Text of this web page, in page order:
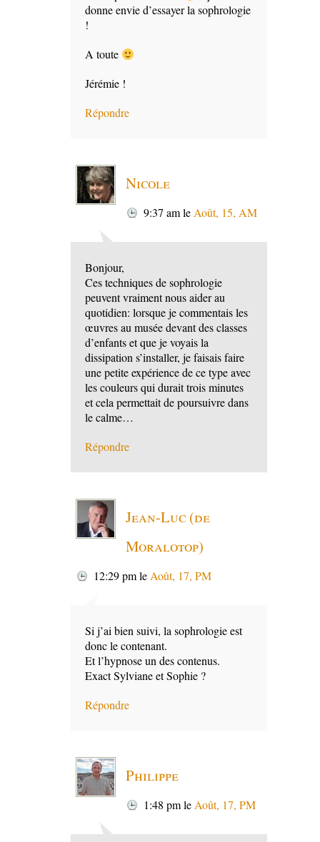
donne envie d’essayer la sophrologie
!
A toute
Jérémie !
Répondre
Nicole
9:37 amle Août, 15, AM
Bonjour,
Ces techniques de sophrologie
peuvent vraiment nous aider au
quotidien: lorsque je commentais les
œuvres au musée devant des classes
d’enfants et que je voyais la
dissipation s’installer, je faisais faire
une petite expérience de ce type avec
les couleurs qui durait trois minutes
et cela permettait de poursuivre dans
le calme…
Répondre
Jean-Luc (de
Moralotop)
12:29 pmle Août, 17, PM
Si j’ai bien suivi, la sophrologie est
donc le contenant.
Et l’hypnose un des contenus.
Exact Sylviane et Sophie ?
Répondre
Philippe
1:48 pmle Août, 17, PM